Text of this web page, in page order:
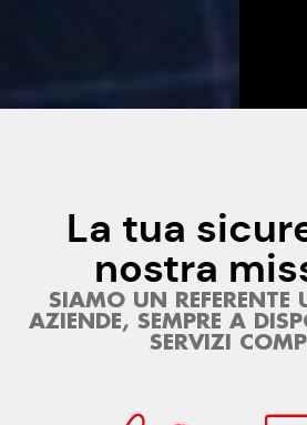
La tua
nostra
SIAMO UN REFERENTE
AZIENDE, SEMPRE A
SERVIZI